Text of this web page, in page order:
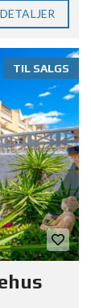
DETALJER
TIL SALGS